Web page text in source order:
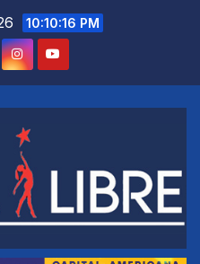
10:10:17 PM